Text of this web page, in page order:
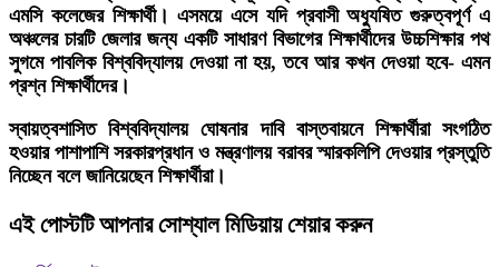
এমসি কলেজের শিক্ষার্থী। এসময়ে এসে যদি প্রবাসী অধ্যুষিত গুরুত্বপূর্ণ এ
অঞ্চলের চারটি জেলার জন্য একটি সাধারণ বিভাগের শিক্ষার্থীদের উচ্চশিক্ষার পথ
সুগমে পাবলিক বিশ্ববিদ্যালয় দেওয়া না হয়, তবে আর কখন দেওয়া হবে- এমন
প্রশ্ন শিক্ষার্থীদের।
স্বায়ত্বশাসিত বিশ্ববিদ্যালয় ঘোষনার দাবি বাস্তবায়নে শিক্ষার্থীরা সংগঠিত
হওয়ার পাশাপাশি সরকারপ্রধান ও মন্ত্রণালয় বরাবর স্মারকলিপি দেওয়ার প্রস্তুতি
নিচ্ছেন বলে জানিয়েছেন শিক্ষার্থীরা।
এই পোস্টটি আপনার সোশ্যাল মিডিয়ায় শেয়ার করুন